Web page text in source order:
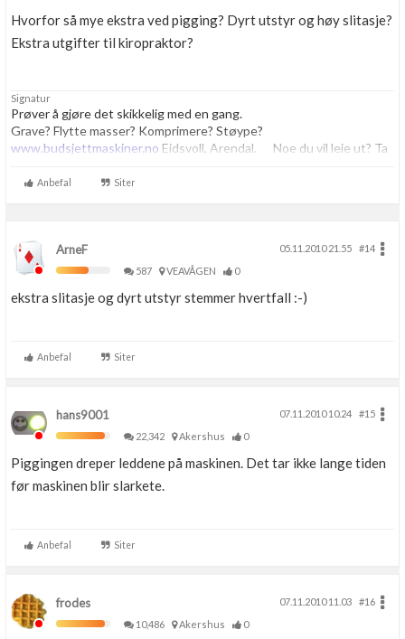
Hvorfor så mye ekstra ved pigging? Dyrt utstyr og høy slitasje?
Ekstra utgifter til kiropraktor?
Signatur
Prøver å gjøre det skikkelig med en gang.
Grave? Flytte masser? Komprimere? Støype?
www.budsjettmaskiner.no Eidsvoll, Arendal. Noe du vil leie ut? Ta
Anbefal Siter
ArneF 05.11.2010 21.55
#14
587
VEAVÅGEN 0
ekstra slitasje og dyrt utstyr stemmer hvertfall :-)
Anbefal Siter
hans9001 07.11.2010 10.24
#15
22,342
Akershus 0
Piggingen dreper leddene på maskinen. Det tar ikke lange tiden
før maskinen blir slarkete.
Anbefal Siter
frodes 07.11.2010 11.03
#16
10,486
Akershus 0